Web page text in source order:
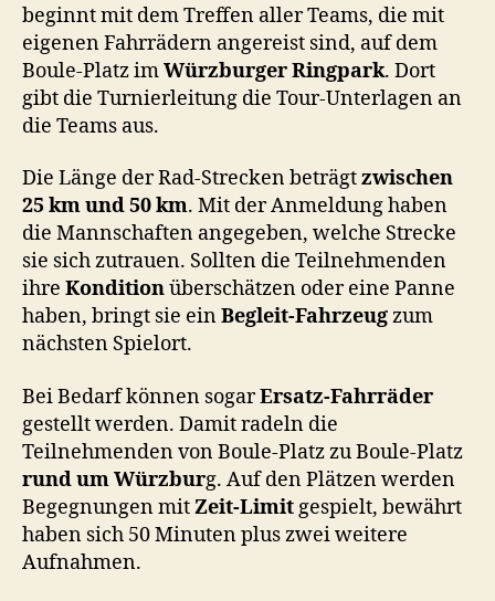
beginnt mit dem Treffen aller Teams, die mit
eigenen Fahrrädern angereist sind, auf dem
Boule-Platz imWürzburger Ringpark. Dort
gibt die Turnierleitung die Tour-Unterlagen an
die Teams aus.
Die Länge der Rad-Strecken beträgtzwischen
25 km und 50 km. Mit der Anmeldung haben
die Mannschaften angegeben, welche Strecke
sie sich zutrauen. Sollten die Teilnehmenden
ihre Konditionüberschätzen oder eine Panne
haben, bringt sie einBegleit-Fahrzeugzum
nächsten Spielort.
Bei Bedarf können sogarErsatz-Fahrräder
gestellt werden. Damit radeln die
Teilnehmenden von Boule-Platz zu Boule-Platz
rund um Würzburg. Auf den Plätzen werden
Begegnungen mitZeit-Limitgespielt, bewährt
haben sich 50 Minuten plus zwei weitere
Aufnahmen.